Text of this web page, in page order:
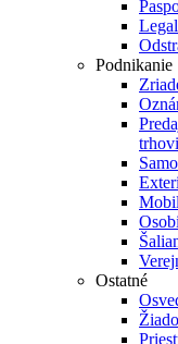
Podnikanie
Ostatné